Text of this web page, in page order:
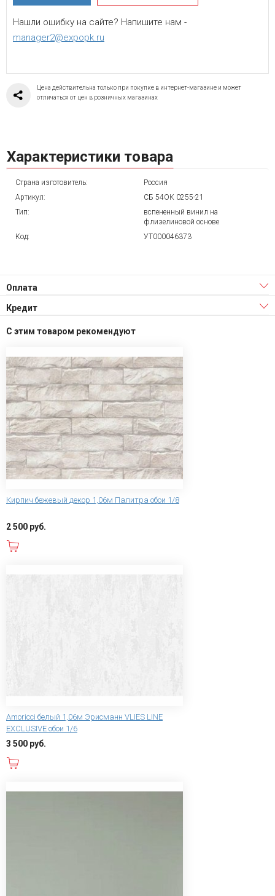
Нашли ошибку на сайте? Напишите нам -
manager2@expopk.ru
Цена действительна только при покупке в интернет-магазине и может
отличаться от цен в розничных магазинах
Характеристики товара
Страна изготовитель:
Россия
Артикул:
СБ 54ОК 0255-21
Тип:
вспененный винил на
флизелиновой основе
Код:
УТ000046373
Оплата
Кредит
С этим товаром рекомендуют
Кирпич бежевый декор 1,06м Палитра обои 1/8
2 500 руб.
Amoricci белый 1,06м Эрисманн VLIES LINE
EXCLUSIVE обои 1/6
3 500 руб.